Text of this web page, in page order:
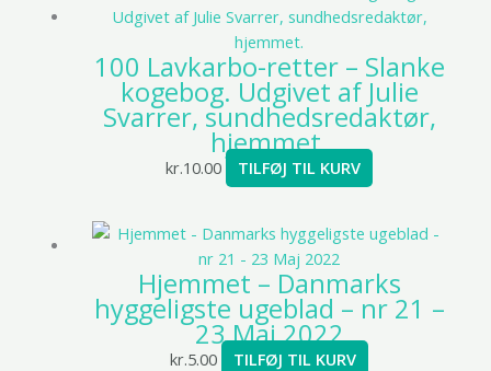
100 Lavkarbo-retter – Slanke
kogebog. Udgivet af Julie
Svarrer, sundhedsredaktør,
hjemmet.
kr.10.00 TILFØJ TIL KURV
Hjemmet – Danmarks
hyggeligste ugeblad – nr 21 –
23 Maj 2022
kr.5.00 TILFØJ TIL KURV